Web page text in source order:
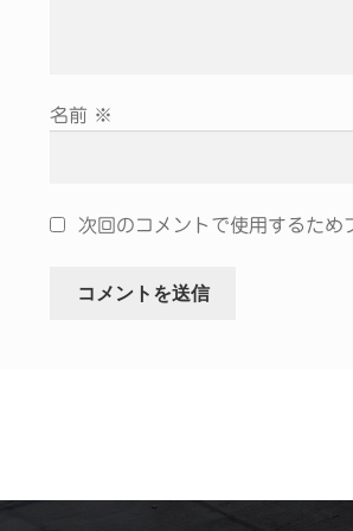
名前 ※
次回のコメントで使用するため